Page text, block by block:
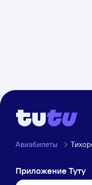
Авиабилеты
Приложение Туту